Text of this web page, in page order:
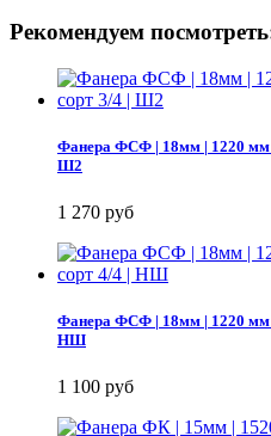
Рекомендуем
Фанера ФСФ | 18мм | 1220 мм
Ш2
1 270 руб
Фанера ФСФ | 18мм | 1220 мм
НШ
1 100 руб